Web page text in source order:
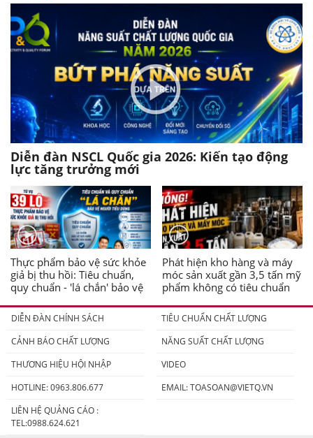
Diễn đàn NSCL Quốc gia 2026: Kiến tạo động
lực tăng trưởng mới
Thực phẩm bảo vệ sức khỏe
giả bị thu hồi: Tiêu chuẩn,
quy chuẩn - 'lá chắn' bảo vệ
Phát hiện kho hàng và máy
móc sản xuất gần 3,5 tấn mỹ
phẩm không có tiêu chuẩn
DIỄN ĐÀN CHÍNH SÁCH
TIÊU CHUẨN CHẤT LƯỢNG
CẢNH BÁO CHẤT LƯỢNG
NĂNG SUẤT CHẤT LƯỢNG
THƯƠNG HIỆU HỘI NHẬP
VIDEO
HOTLINE: 0963.806.677
EMAIL:TOASOAN@VIETQ.VN
LIÊN HỆ QUẢNG CÁO :
TEL:0988.624.621